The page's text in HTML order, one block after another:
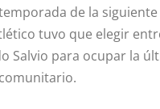
de la siguiente
tuvo que elegir
Salvio para ocupar la